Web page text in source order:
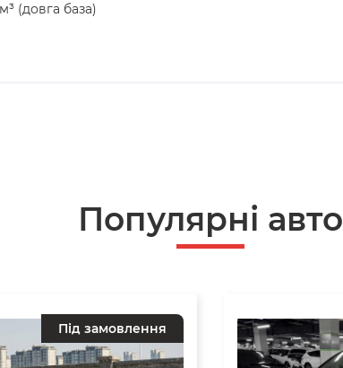
(довга база)
Популярнi авто
Під замовлення